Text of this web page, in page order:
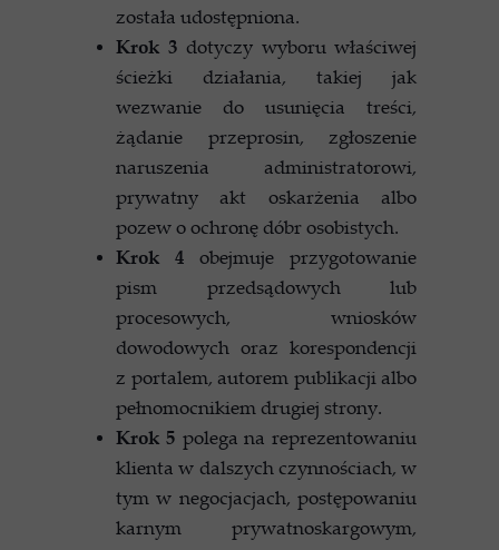
została udostępniona.
Krok 3 dotyczy wyboru właściwej
ścieżki działania, takiej jak
wezwanie do usunięcia treści,
żądanie przeprosin, zgłoszenie
naruszenia administratorowi,
prywatny akt oskarżenia albo
pozew o ochronę dóbr osobistych.
Krok 4 obejmuje przygotowanie
pism przedsądowych lub
procesowych, wniosków
dowodowych oraz korespondencji
z portalem, autorem publikacji albo
pełnomocnikiem drugiej strony.
Krok 5 polega na reprezentowaniu
klienta w dalszych czynnościach, w
tym w negocjacjach, postępowaniu
karnym prywatnoskargowym,